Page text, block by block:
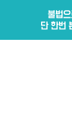
불법
단 한번